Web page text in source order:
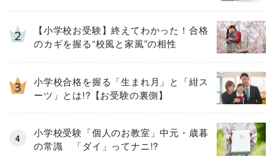
【小学校お受験】終えてわかった！合格
のカギを握る“校風と家風”の相性
小学校合格を握る「生まれ月」と「紺ス
ーツ」とは!?【お受験の裏側】
小学校受験「個人のお教室」中元・歳暮
の常識 「ダイ」ってナニ!?